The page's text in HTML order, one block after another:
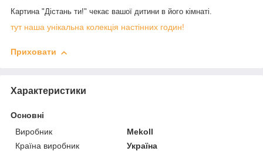
Картина "Дістань ти!" чекає вашої дитини в його кімнаті.
тут наша унікальна колекція настінних годин!
Приховати
Характеристики
Основні
Виробник
Mekoll
Країна виробник
Україна